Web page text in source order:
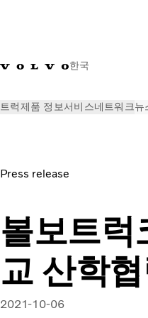
한국
트럭제품 정보서비스네트워크뉴
Press release
볼보트럭
교 산학
2021-10-06